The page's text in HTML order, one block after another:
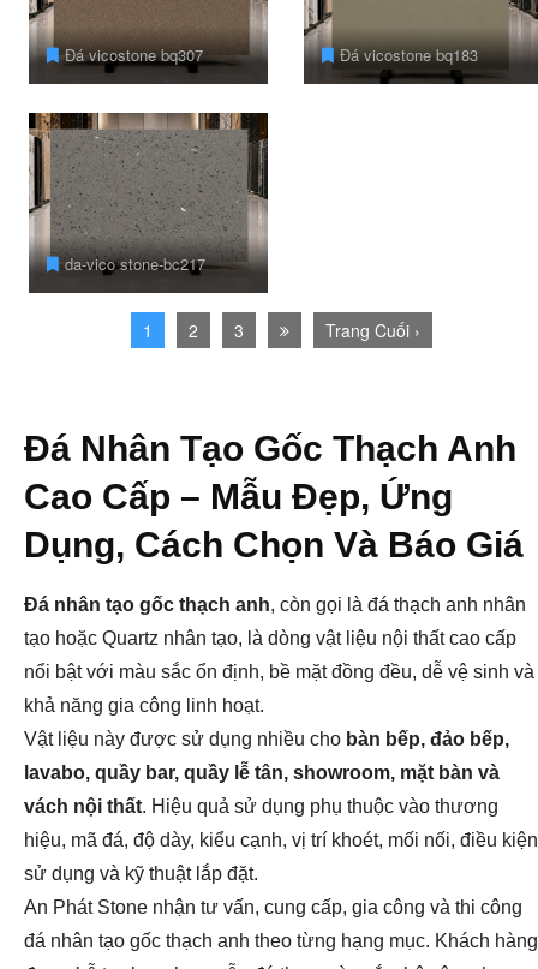
Đá vicostone bq307 Đá vicostone bq183
da-vico stone-bc217
1 2 3 Trang Cuối ›
Đá Nhân Tạo Gốc Thạch Anh
Cao Cấp – Mẫu Đẹp, Ứng
Dụng, Cách Chọn Và Báo Giá
Đá nhân tạo gốc thạch anh, còn gọi là đá thạch anh nhân
tạo hoặc Quartz nhân tạo, là dòng vật liệu nội thất cao cấp
nổi bật với màu sắc ổn định, bề mặt đồng đều, dễ vệ sinh và
khả năng gia công linh hoạt.
Vật liệu này được sử dụng nhiều cho bàn bếp, đảo bếp,
lavabo, quầy bar, quầy lễ tân, showroom, mặt bàn và
vách nội thất. Hiệu quả sử dụng phụ thuộc vào thương
hiệu, mã đá, độ dày, kiểu cạnh, vị trí khoét, mối nối, điều kiện
sử dụng và kỹ thuật lắp đặt.
An Phát Stone nhận tư vấn, cung cấp, gia công và thi công
đá nhân tạo gốc thạch anh theo từng hạng mục. Khách hàng